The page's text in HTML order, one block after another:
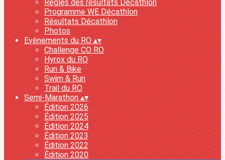
Règles des résultats Décathlon
Programme WE Décathlon
Résultats Décathlon
Photos
Evènements du RO ▴▾
Challenge CO RO
Hyrox du RO
Run & Bike
Swim & Run
Trail du RO
Semi-Marathon ▴▾
Édition 2026
Édition 2025
Édition 2024
Édition 2023
Édition 2022
Édition 2020